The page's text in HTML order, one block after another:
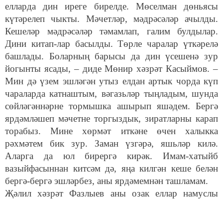
елларда дин иреге бирелде. Мөселман дөньясы
күтәрелеп чыкты. Мәчетләр, мәдрәсәләр ачылды.
Кешеләр мәдрәсәләр тәмамлап, галим булдылар.
Дини китап-лар басылды. Төрле чаралар үткәрелә
башлады. Боларның барысы да дин үсешенә зур
йогынты ясады, – диде Мөнир хәзрәт Касыймов. –
Мин дә үзем эшләгән утыз елдан артык чорда күп
чараларда катнаштым, вәгазьләр тыңладым, шунда
сөйләгәннәрне тормышка ашырып яшәдем. Бергә
ярдәмләшеп мәчетне торгыздык, зиратларны карап
торабыз. Мине хөрмәт иткәне өчен халыкка
рәхмәтем бик зур. Заман үзгәрә, яшьләр килә.
Аларга да юл бирергә кирәк. Имам-хатыйб
вазыйфасыннан китсәм дә, яңа килгән кеше белән
бергә-бергә эшләрбез, аны ярдәмемнән ташламам.
Җәлил хәзрәт Фазлыев аны озак еллар намуслы